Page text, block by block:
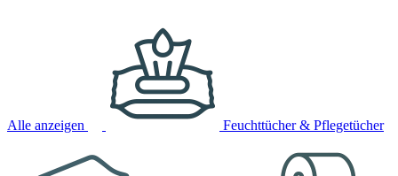
Alle anzeigen Feuchttücher & Pflegetücher